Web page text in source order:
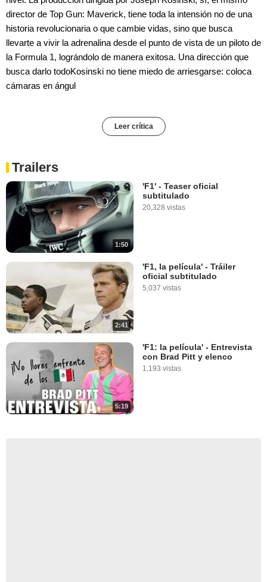
director de Top Gun: Maverick, tiene toda la intensión no de una
historia revolucionaria o que cambie vidas, sino que busca
llevarte a vivir la adrenalina desde el punto de vista de un piloto de
la Formula 1, lográndolo de manera exitosa. Una dirección que
busca darlo todoKosinski no tiene miedo de arriesgarse: coloca
cámaras en ángul
Leer crítica
Trailers
1:50
'F1' - Teaser oficial
subtitulado
20,328 vistas
2:41
'F1, la película' - Tráiler
oficial subtitulado
5,037 vistas
5:19
'F1: la película' - Entrevista
con Brad Pitt y elenco
1,193 vistas